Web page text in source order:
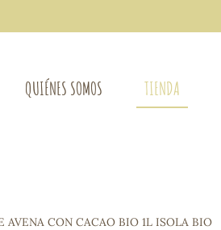
QUIÉNES SOMOS TIENDA
AVENA CON CACAO BIO 1L ISOLA BIO